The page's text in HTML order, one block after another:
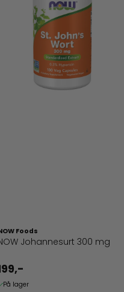
Foods
NOW Johannesurt 300 mg
På lager